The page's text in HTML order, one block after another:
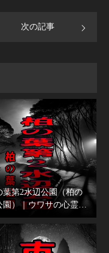
次の記事
葉第2水辺公園（柏の
園）｜ウワサの心霊…